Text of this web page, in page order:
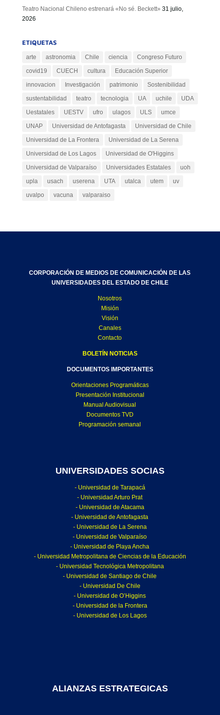
Teatro Nacional Chileno estrenará «No sé. Beckett» 31 julio,
2026
ETIQUETAS
arte astronomia Chile ciencia
Congreso Futuro
covid19
CUECH cultura
Educación Superior
innovacion
Investigación patrimonio
Sostenibilidad
sustentabilidad
teatro tecnologia UA uchile
UDA
Uestatales
UESTV ufro ulagos ULS
umce
UNAP
Universidad de Antofagasta
Universidad de Chile
Universidad de La Frontera
Universidad de La Serena
Universidad de Los Lagos
Universidad de O'Higgins
Universidad de Valparaíso
Universidades Estatales
uoh
upla
usach userena UTA utalca utem
uv
uvalpo
vacuna valparaiso
CORPORACIÓN DE MEDIOS DE COMUNICACIÓN DE LAS
UNIVERSIDADES DEL ESTADO DE CHILE
Nosotros
Misión
Visión
Canales
Contacto
BOLETÍN NOTICIAS
DOCUMENTOS IMPORTANTES
Orientaciones Programáticas
Presentación Institucional
Manual Audiovisual
Documentos TVD
Programación semanal
UNIVERSIDADES SOCIAS
- Universidad de Tarapacá
- Universidad Arturo Prat
- Universidad de Atacama
- Universidad de Antofagasta
- Universidad de La Serena
- Universidad de Valparaíso
- Universidad de Playa Ancha
- Universidad Metropolitana de Ciencias de la Educación
- Universidad Tecnológica Metropolitana
- Universidad de Santiago de Chile
- Universidad De Chile
- Universidad de O’Higgins
- Universidad de la Frontera
- Universidad de Los Lagos
ALIANZAS ESTRATEGICAS